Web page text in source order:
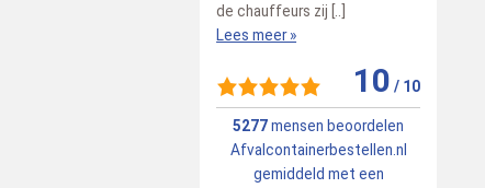
de chauffeurs zij [..]
Lees meer »
10 / 10
5277mensen beoordelen
Afvalcontainerbestellen.nl
gemiddeld met een